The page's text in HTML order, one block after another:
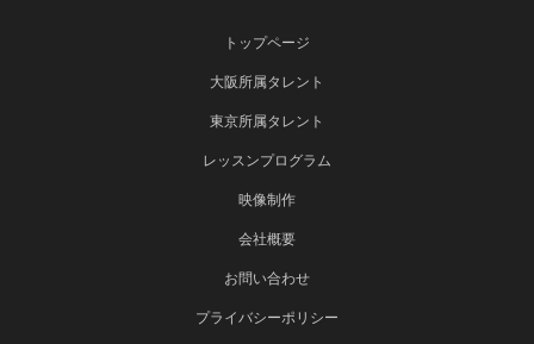
トップページ
大阪所属タレント
東京所属タレント
レッスンプログラム
映像制作
会社概要
お問い合わせ
プライバシーポリシー